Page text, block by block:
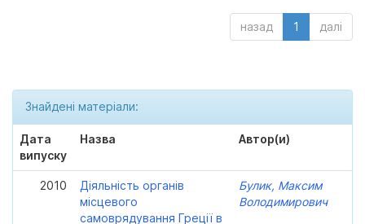
назад 1 далі
Знайдені матеріали:
Дата
випуску
Назва Автор(и)
2010
Діяльність органів
місцевого
самоврядування Греції в
Булик, Максим
Володимирович